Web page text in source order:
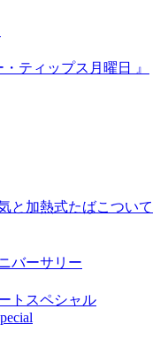
ティップス月曜日 』
と加熱式たばこついて
バーサリー
トスペシャル